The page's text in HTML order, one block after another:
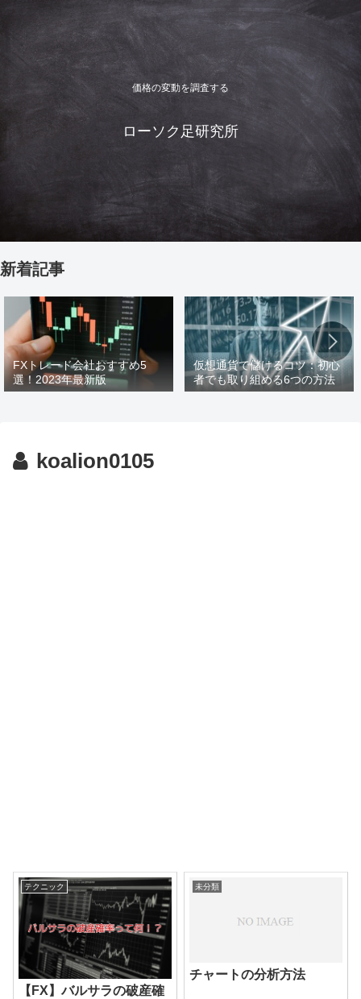
価格の変動を調査する
ローソク足研究所
新着記事
FXトレード会社おすすめ5
選！2023年最新版
仮想通貨で儲けるコツ：初心
者でも取り組める6つの方法
koalion0105
テクニック
【FX】バルサラの破産確
未分類
チャートの分析方法